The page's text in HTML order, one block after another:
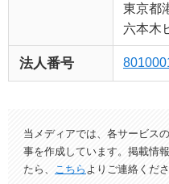
東京都
六本木
法人番号
当メディアでは、各サービス
事を作成しています。掲載情
たら、
こちら よりご連絡くださ